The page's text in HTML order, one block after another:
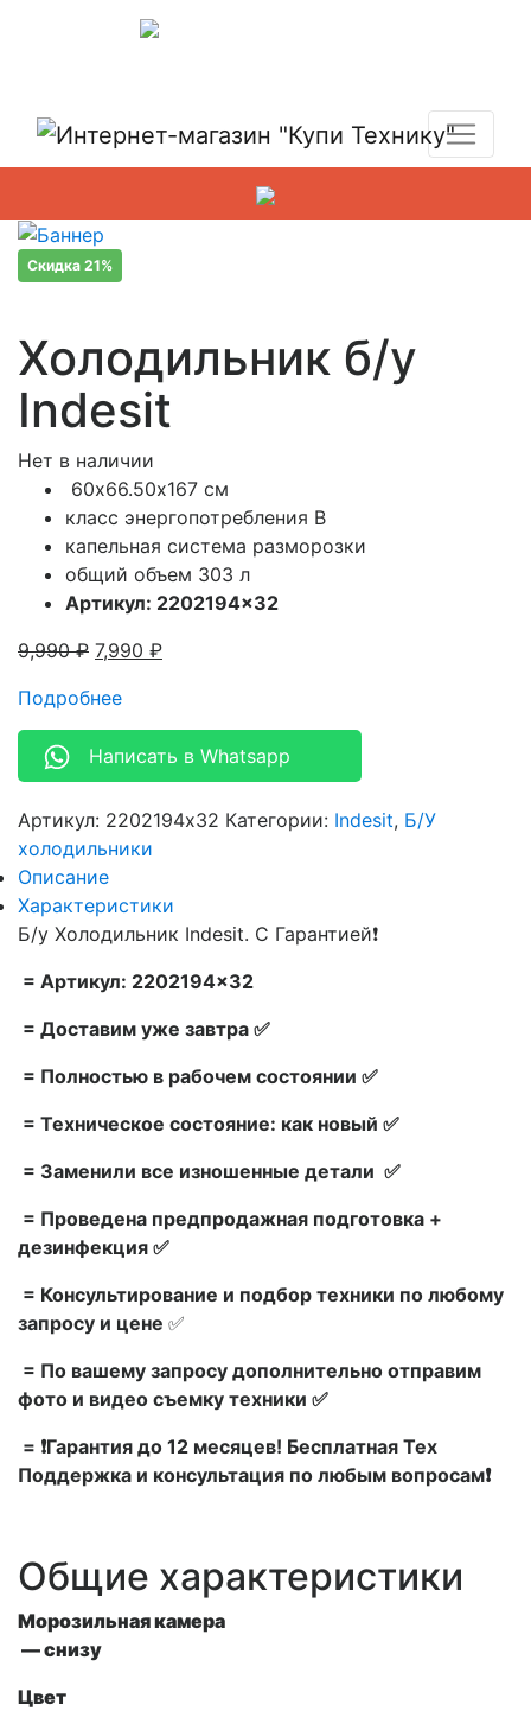
Скидка 21%
Холодильник б/у
Indesit
Нет в наличии
60х66.50х167 см
класс энергопотребления B
капельная система разморозки
общий объем 303 л
Артикул: 2202194×32
9,990₽ 7,990 ₽
Подробнее
Написать в Whatsapp
Артикул: 2202194x32 Категории: Indesit, Б/У
холодильники
Описание
Характеристики
Б/у Холодильник Indesit. С Гарантией❗
= Артикул: 2202194×32
= Доставим уже завтра ✅
= Полностью в рабочем состоянии ✅
= Техническое состояние: как новый ✅
= Заменили все изношенные детали ✅
= Проведена предпродажная подготовка +
дезинфекция ✅
= Консультирование и подбор техники по любому
запросу и цене ✅
= По вашему запросу дополнительно отправим
фото и видео съемку техники ✅
= ❗Гарантия до 12 месяцев! Бесплатная Тех
Поддержка и консультация по любым вопросам❗
Общие характеристики
Морозильная камера
— снизу
Цвет